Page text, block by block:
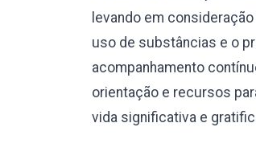
levando em
uso de substâncias e o
acompanhamento
orientação e recursos
vida significativa e